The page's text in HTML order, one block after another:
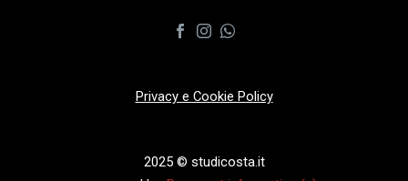
Privacy e Cookie Policy
2025 © studicosta.it